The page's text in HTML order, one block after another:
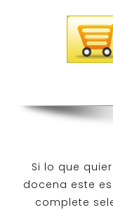
Si lo que
docena este
complete